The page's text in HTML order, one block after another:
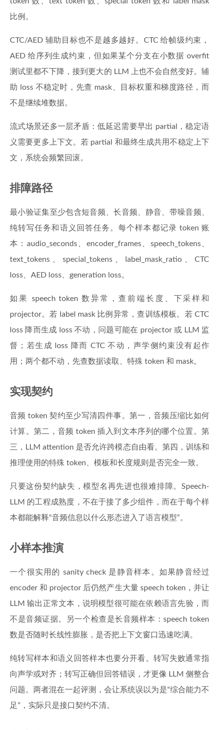
比例。
CTC/AED 辅助目标也不是越多越好。CTC 给帧级约束，
AED 给序列生成约束，但如果某个分支在小数据 overfit
测试里都不下降，接到更大的 LLM 上也不会自然变好。辅
助 loss 不稳定时，先查 mask、目标权重和梯度路径，而
不是继续堆数据。
流式场景还多一层矛盾：低延迟需要早出 partial，稳定语
义需要更多上下文。若 partial 和最终生成共用不稳定上下
文，系统会频繁回滚。
排障路径
最小验证集至少包含短音频、长音频、静音、带噪音频、
纯转写任务和语义回答任务。每个样本都记录 token 账
本：audio_seconds、encoder_frames、speech_tokens、
text_tokens、special_tokens、label_mask_ratio、CTC
loss、AED loss、generation loss。
如果 speech token 数异常，查前端长度、下采样和
projector。若 label mask 比例异常，查训练模板。若 CTC
loss 降而生成 loss 不动，问题可能在 projector 或 LLM 监
督；若生成 loss 降而 CTC 不动，声学侧约束没有起作
用；两个都不动，先查数据读取、特殊 token 和 mask。
实现契约
音频 token 契约至少写清四件事。第一，音频压缩比如何
计算。第二，音频 token 插入到文本序列的哪个位置。第
三，LLM attention 是否允许跨模态自由看。第四，训练和
推理使用的特殊 token、模板和长度规则是否完全一致。
只要这份契约缺失，模型名再先进也很难排障。Speech-
LLM 的工程成熟度，不在于接了多少组件，而在于每个样
本都能解释“音频信息以什么形态进入了语言模型”。
小样本推演
一个很实用的 sanity check 是静音样本。如果静音经过
encoder 和 projector 后仍然产生大量 speech token，并让
LLM 输出正常文本，说明模型很可能在依赖语言先验，而
不是音频证据。另一个检查是长音频样本：speech token
数是否随时长线性膨胀，是否把上下文窗口迅速吃满。
纯转写样本和语义回答样本也要分开看。转写失败通常指
向声学或对齐；转写正确但回答错误，才更像 LLM 侧整合
问题。两者混在一起评测，会让系统误以为是“综合能力不
足”，实际只是接口契约不清。